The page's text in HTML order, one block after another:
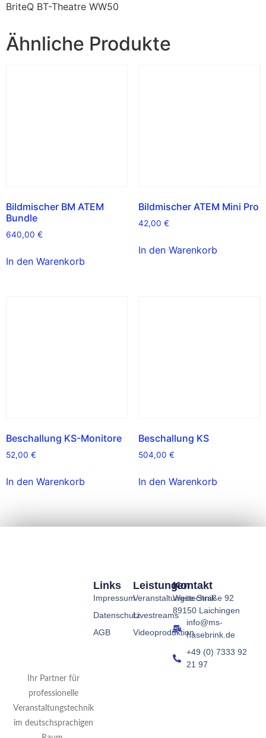
BriteQ BT-Theatre WW50
Ähnliche Produkte
Bildmischer BM ATEM
Bundle
640,00 €
In den Warenkorb
Bildmischer ATEM Mini Pro
42,00 €
In den Warenkorb
Beschallung KS-Monitore
52,00 €
In den Warenkorb
Beschallung KS
504,00 €
In den Warenkorb
Ihr Partner für
professionelle
Veranstaltungstechnik
im deutschsprachigen
Leistungen
Veranstaltungstechnik
Livestreams
Videoproduktion
Links
Impressum
Datenschutz
AGB
Kontakt
Weite Straße 92
89150 Laichingen
info@ms-
hasebrink.de
+49 (0) 7333 92
21 97